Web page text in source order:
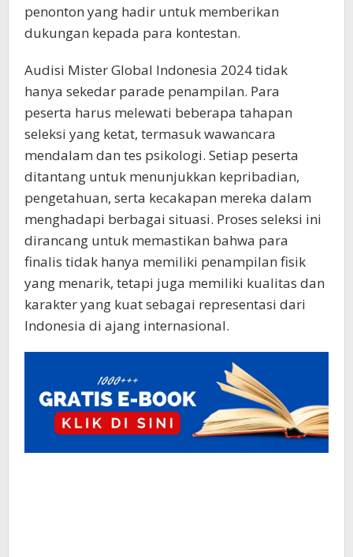
penonton yang hadir untuk memberikan
dukungan kepada para kontestan.
Audisi Mister Global Indonesia 2024 tidak
hanya sekedar parade penampilan. Para
peserta harus melewati beberapa tahapan
seleksi yang ketat, termasuk wawancara
mendalam dan tes psikologi. Setiap peserta
ditantang untuk menunjukkan kepribadian,
pengetahuan, serta kecakapan mereka dalam
menghadapi berbagai situasi. Proses seleksi ini
dirancang untuk memastikan bahwa para
finalis tidak hanya memiliki penampilan fisik
yang menarik, tetapi juga memiliki kualitas dan
karakter yang kuat sebagai representasi dari
Indonesia di ajang internasional.